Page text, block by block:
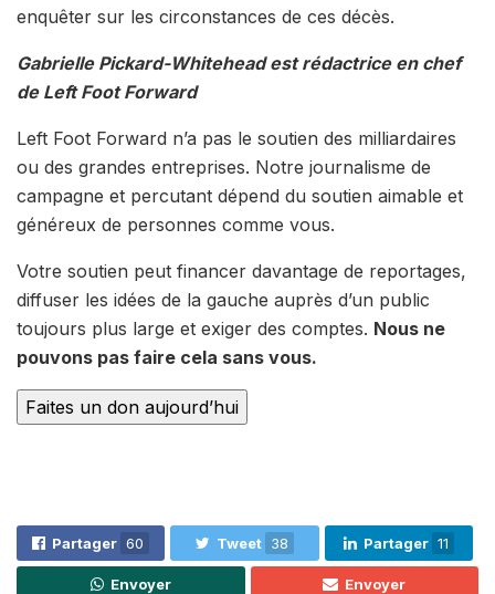
enquêter sur les circonstances de ces décès.
Gabrielle Pickard-Whitehead est rédactrice en chef
de Left Foot Forward
Left Foot Forward n’a pas le soutien des milliardaires
ou des grandes entreprises. Notre journalisme de
campagne et percutant dépend du soutien aimable et
généreux de personnes comme vous.
Votre soutien peut financer davantage de reportages,
diffuser les idées de la gauche auprès d’un public
toujours plus large et exiger des comptes. Nous ne
pouvons pas faire cela sans vous.
Faites un don aujourd’hui
Partager 60 Tweet 38 Partager 11
Envoyer Envoyer